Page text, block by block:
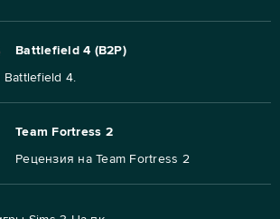
Battlefield 4 (B2P)
4.
Team Fortress 2
Рецензия на Team Fortress 2